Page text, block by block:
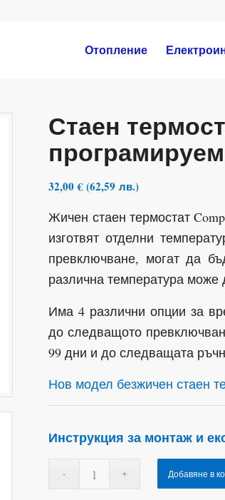
Отопление
Стаен
програмируем
32,00€(62,59лв.)
Жичен стаен термостат
изготвят отделни
превключване, могат да
различна температура може
Има 4 различни опции за
до следващото
99 дни и до следващата
Нов модел безжичен стаен
Инструкция за монтаж и
Добавяне в